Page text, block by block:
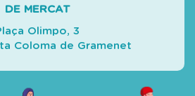
DE MERCAT
Olimpo, 3
Coloma de Gramenet